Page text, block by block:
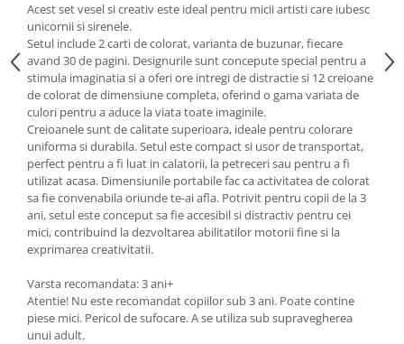
Acest set vesel si creativ este ideal pentru micii artisti care iubesc
unicornii si sirenele.
Setul include 2 carti de colorat, varianta de buzunar, fiecare
avand 30 de pagini. Designurile sunt concepute special pentru a
stimula imaginatia si a oferi ore intregi de distractie si 12 creioane
de colorat de dimensiune completa, oferind o gama variata de
culori pentru a aduce la viata toate imaginile.
Creioanele sunt de calitate superioara, ideale pentru colorare
uniforma si durabila. Setul este compact si usor de transportat,
perfect pentru a fi luat in calatorii, la petreceri sau pentru a fi
utilizat acasa. Dimensiunile portabile fac ca activitatea de colorat
sa fie convenabila oriunde te-ai afla. Potrivit pentru copii de la 3
ani, setul este conceput sa fie accesibil si distractiv pentru cei
mici, contribuind la dezvoltarea abilitatilor motorii fine si la
exprimarea creativitatii.
Varsta recomandata: 3 ani+
Atentie! Nu este recomandat copiilor sub 3 ani. Poate contine
piese mici. Pericol de sufocare. A se utiliza sub supravegherea
unui adult.